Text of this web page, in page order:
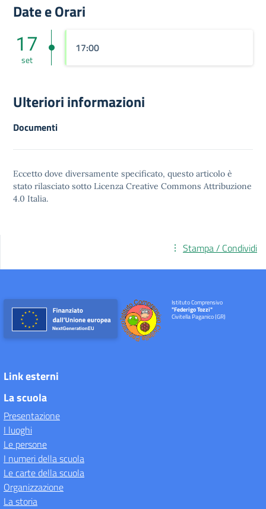
Date e Orari
17
set
17:00
Ulteriori informazioni
Documenti
Eccetto dove diversamente specificato, questo articolo è
stato rilasciato sotto Licenza Creative Commons Attribuzione
4.0 Italia.
Stampa / Condividi
Istituto Comprensivo
"Federigo Tozzi"
Civitella Paganico (GR)
Link esterni
La scuola
Presentazione
I luoghi
Le persone
I numeri della scuola
Le carte della scuola
Organizzazione
La storia